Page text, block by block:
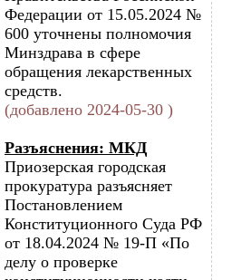
Федерации от 15.05.2024 №
600 уточнены полномочия
Минздрава в сфере
обращения лекарственных
средств.
(добавлено 2024-05-30 )
Разъяснения: МКД
Приозерская городская
прокуратура разъясняет
Постановлением
Конституционного Суда РФ
от 18.04.2024 № 19-П «По
делу о проверке